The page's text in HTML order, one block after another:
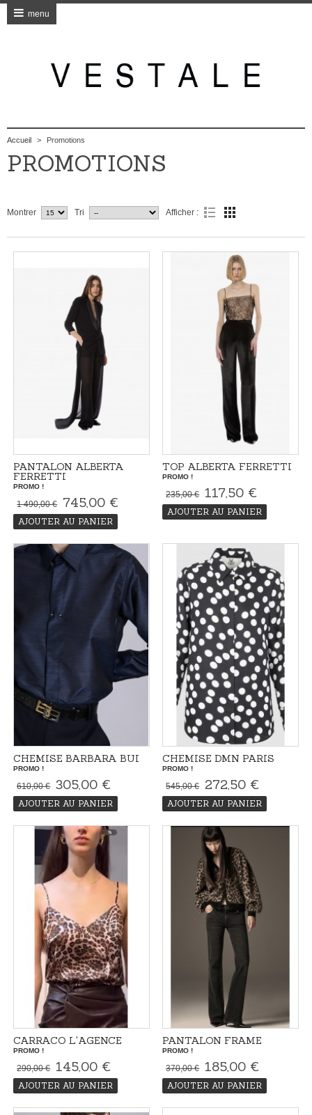
menu
Accueil > Promotions
PROMOTIONS
Montrer Tri Afficher :
PANTALON ALBERTA
FERRETTI
PROMO !
1 490,00 € 745,00 €
AJOUTER AU PANIER
TOP ALBERTA FERRETTI
PROMO !
235,00 € 117,50 €
AJOUTER AU PANIER
CHEMISE BARBARA BUI
PROMO !
610,00 € 305,00 €
AJOUTER AU PANIER
CHEMISE DMN PARIS
PROMO !
545,00 € 272,50 €
AJOUTER AU PANIER
CARRACO L'AGENCE
PROMO !
290,00 € 145,00 €
AJOUTER AU PANIER
PANTALON FRAME
PROMO !
370,00 € 185,00 €
AJOUTER AU PANIER